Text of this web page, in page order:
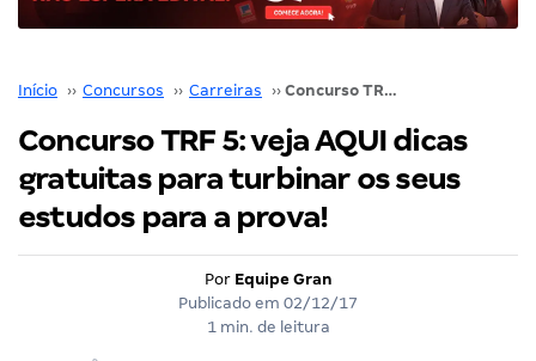
Início ›› Concursos ›› Carreiras ›› Concurso TRF 5: veja AQUI dicas gratuitas para turbinar os seus estudos para a prova!
Concurso TRF 5: veja AQUI dicas
gratuitas para turbinar os seus
estudos para a prova!
Por Equipe Gran
Publicado em 02/12/17
1 min. de leitura